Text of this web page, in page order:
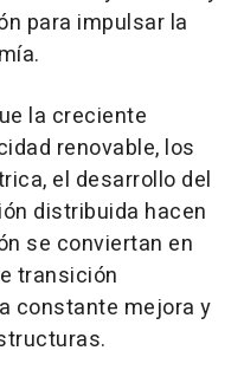
para impulsar la
la creciente
renovable, los
el desarrollo del
distribuida hacen
se conviertan en
transición
constante mejora y